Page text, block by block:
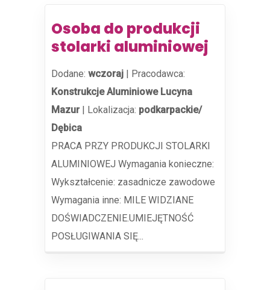
Osoba do produkcji
stolarki aluminiowej
Dodane: wczoraj | Pracodawca:
Konstrukcje Aluminiowe Lucyna
Mazur| Lokalizacja: podkarpackie/
Dębica
PRACA PRZY PRODUKCJI STOLARKI
ALUMINIOWEJ Wymagania konieczne:
Wykształcenie: zasadnicze zawodowe
Wymagania inne: MILE WIDZIANE
DOŚWIADCZENIE.UMIEJĘTNOŚĆ
POSŁUGIWANIA SIĘ...